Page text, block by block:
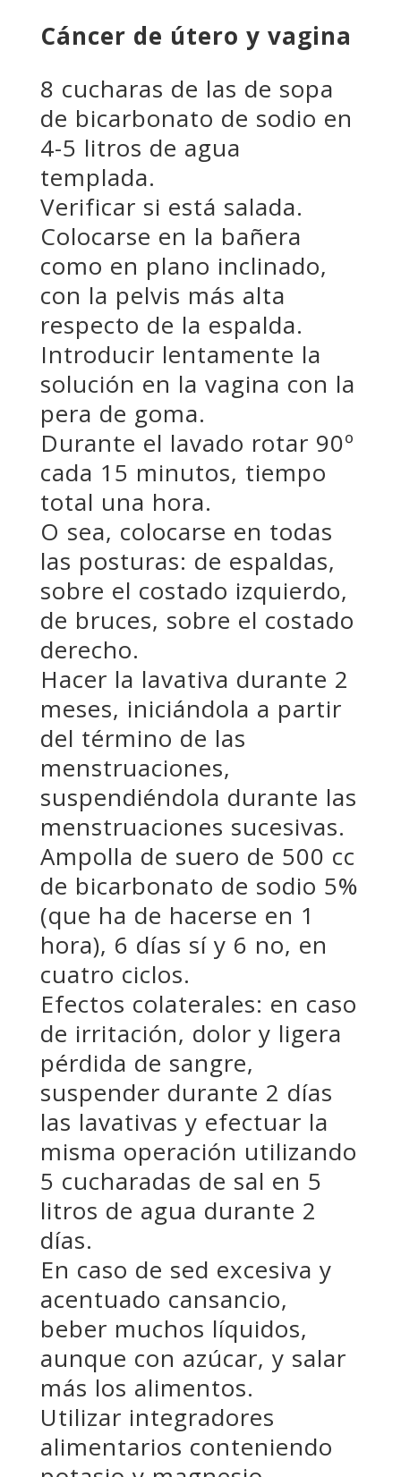
Cáncer de útero y vagina
8 cucharas de las de sopa
de bicarbonato de sodio en
4-5 litros de agua
templada.
Verificar si está salada.
Colocarse en la bañera
como en plano inclinado,
con la pelvis más alta
respecto de la espalda.
Introducir lentamente la
solución en la vagina con la
pera de goma.
Durante el lavado rotar 90º
cada 15 minutos, tiempo
total una hora.
O sea, colocarse en todas
las posturas: de espaldas,
sobre el costado izquierdo,
de bruces, sobre el costado
derecho.
Hacer la lavativa durante 2
meses, iniciándola a partir
del término de las
menstruaciones,
suspendiéndola durante las
menstruaciones sucesivas.
Ampolla de suero de 500 cc
de bicarbonato de sodio 5%
(que ha de hacerse en 1
hora), 6 días sí y 6 no, en
cuatro ciclos.
Efectos colaterales: en caso
de irritación, dolor y ligera
pérdida de sangre,
suspender durante 2 días
las lavativas y efectuar la
misma operación utilizando
5 cucharadas de sal en 5
litros de agua durante 2
días.
En caso de sed excesiva y
acentuado cansancio,
beber muchos líquidos,
aunque con azúcar, y salar
más los alimentos.
Utilizar integradores
alimentarios conteniendo